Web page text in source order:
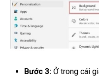
Bước 3:Ở trong cái